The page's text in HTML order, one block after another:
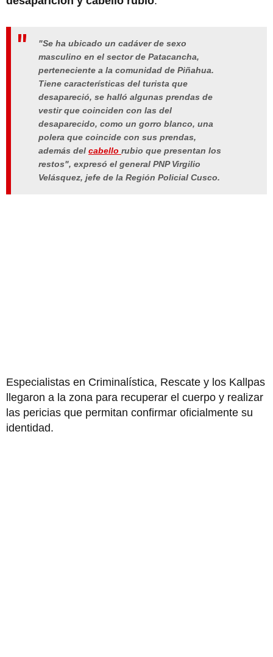
"Se ha ubicado un cadáver de sexo
masculino en el sector de Patacancha,
perteneciente a la comunidad de Piñahua.
Tiene características del turista que
desapareció, se halló algunas prendas de
vestir que coinciden con las del
desaparecido, como un gorro blanco, una
polera que coincide con sus prendas,
además del cabello rubio que presentan los
restos", expresó el general PNP Virgilio
Velásquez, jefe de la Región Policial Cusco.
Especialistas en Criminalística, Rescate y los Kallpas
llegaron a la zona para recuperar el cuerpo y realizar
las pericias que permitan confirmar oficialmente su
identidad.